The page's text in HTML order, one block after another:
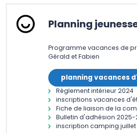
Planning
Programme vacances de
Gérald et Fabien
planning vacances
Règlement intérieur 2024
inscriptions vacances
Fiche de liaison de la
Bulletin d'adhésion 2025-
inscription camping juillet